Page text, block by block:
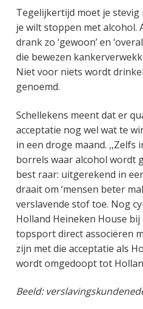
Tegelijkertijd moet je stevig
je wilt stoppen met alcohol.
drank zo ‘gewoon’ en
die bewezen
Niet voor niets wordt
genoemd.
Schellekens meent dat er
acceptatie nog wel wat te
in een droge maand. ,,Zelfs
borrels waar alcohol wordt
best raar: uitgerekend in
draait om ‘mensen beter
verslavende stof toe. Nog
Holland Heineken House bij
topsport direct associëren
zijn met die acceptatie als
wordt omgedoopt tot
Beeld: